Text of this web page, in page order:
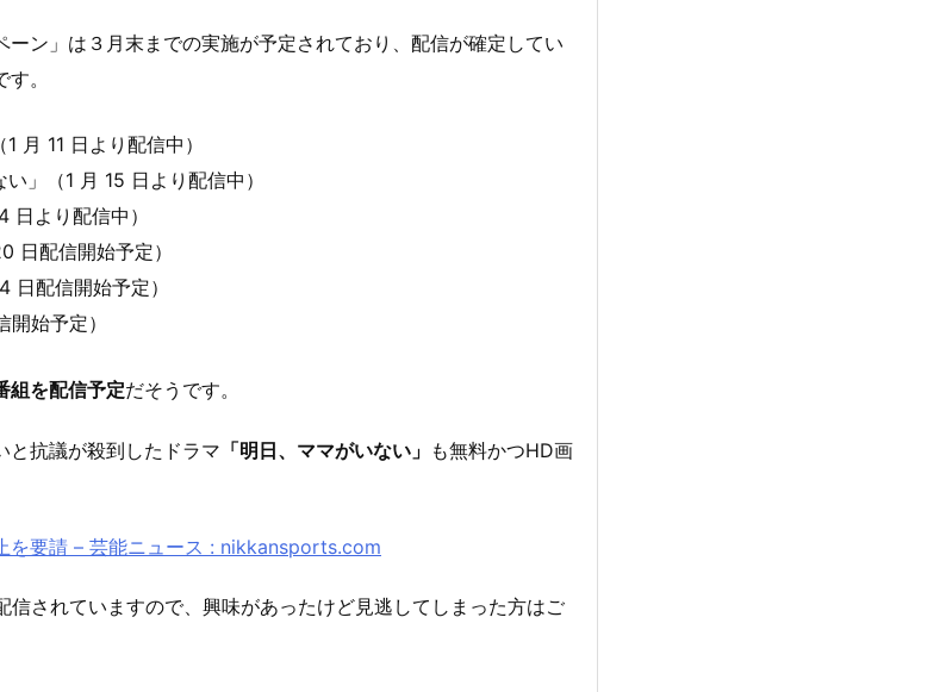
ーン」は３月末までの実施が予定されており、配信が確定してい
。
月 11 日より配信中）
」（1 月 15 日より配信中）
日より配信中）
日配信開始予定）
日配信開始予定）
始予定）
組を配信予定だそうです。
と抗議が殺到したドラマ 「明日、ママがいない」 も無料かつHD画
を要請 – 芸能ニュース : nikkansports.com
信されていますので、興味があったけど見逃してしまった方はご